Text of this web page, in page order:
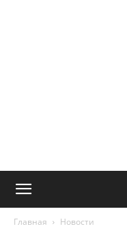
Главная Новости